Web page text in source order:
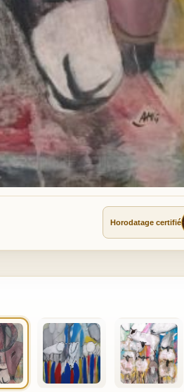
Horodatage certifié